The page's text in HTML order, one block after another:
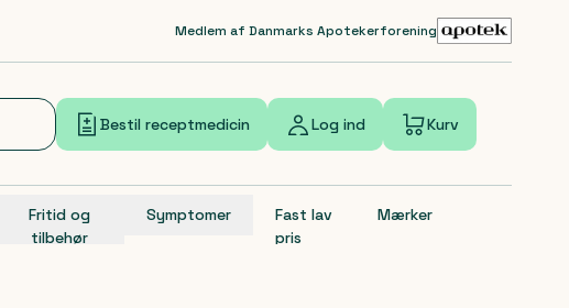
Medlem af Danmarks Apotekerforening
Bestil receptmedicin Log ind Kurv
Fritid og
tilbehør
Symptomer
Fast lav
pris
Mærker